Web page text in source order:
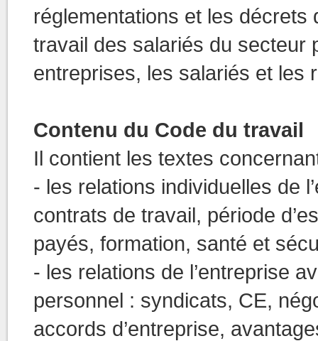
réglementations et les décrets
travail des salariés du secteur
entreprises, les salariés et les
Contenu du Code du travail
Il contient les textes
- les relations individuelles de
contrats de travail, période
payés, formation, santé et
- les relations de l’entreprise
personnel : syndicats, CE,
accords d’entreprise,